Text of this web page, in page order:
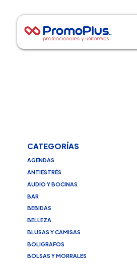
CATEGORÍAS
AGENDAS
ANTIESTRÉS
AUDIO Y BOCINAS
BAR
BEBIDAS
BELLEZA
BLUSAS Y CAMISAS
BOLIGRAFOS
BOLSAS Y MORRALES